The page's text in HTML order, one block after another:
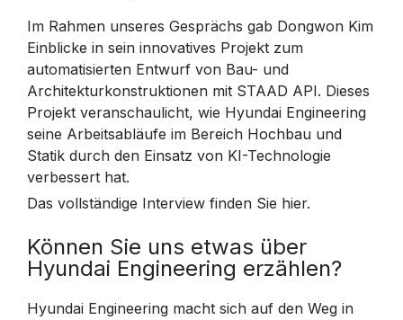
Im Rahmen unseres Gesprächs gab Dongwon Kim
Einblicke in sein innovatives Projekt zum
automatisierten Entwurf von Bau- und
Architekturkonstruktionen mit STAAD API. Dieses
Projekt veranschaulicht, wie Hyundai Engineering
seine Arbeitsabläufe im Bereich Hochbau und
Statik durch den Einsatz von KI-Technologie
verbessert hat.
Das vollständige Interview finden Sie hier.
Können Sie uns etwas über
Hyundai Engineering erzählen?
Hyundai Engineering macht sich auf den Weg in